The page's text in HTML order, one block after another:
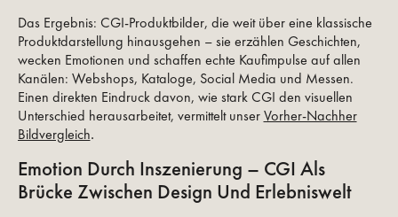
Das Ergebnis: CGI-Produktbilder, die weit über eine klassische
Produktdarstellung hinausgehen – sie erzählen Geschichten,
wecken Emotionen und schaffen echte Kaufimpulse auf allen
Kanälen: Webshops, Kataloge, Social Media und Messen.
Einen direkten Eindruck davon, wie stark CGI den visuellen
Unterschied herausarbeitet, vermittelt unserVorher-Nachher
Bildvergleich.
Emotion Durch Inszenierung – CGI Als
Brücke Zwischen Design Und Erlebniswelt